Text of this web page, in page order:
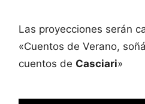
Las proyecciones serán
«Cuentos de Verano,
cuentos de Casciari»